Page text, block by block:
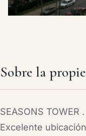
Sobre la
SEASONS TOWER .
Excelente